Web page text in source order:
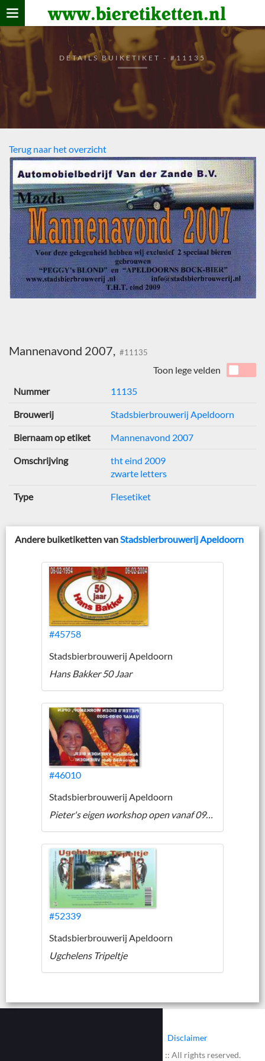
www.bieretiketten.nl
Home
verzamelen
De bierkaart
Bezoekers
DETAILS BUIKETIKET - #11135
Terug naar het overzicht
Mannenavond 2007, #11135
Toon lege velden
Nummer
11135
Brouwerij Stadsbierbrouwerij Apeldoorn
Biernaam op etiket Mannenavond 2007
Omschrijving
tht eind 2009
zwarte letters
Type Flesetiket
Andere buiketiketten vanStadsbierbrouwerij Apeldoorn
#45758
Stadsbierbrouwerij Apeldoorn
Hans Bakker 50 Jaar
#46010
Stadsbierbrouwerij Apeldoorn
Pieter's eigen workshop open vanaf 09-09-2009
#52339
Stadsbierbrouwerij Apeldoorn
Ugchelens Tripeltje
Disclaimer
© 2002 - 2026 :: www.bieretiketten.nl :: All rights reserved.